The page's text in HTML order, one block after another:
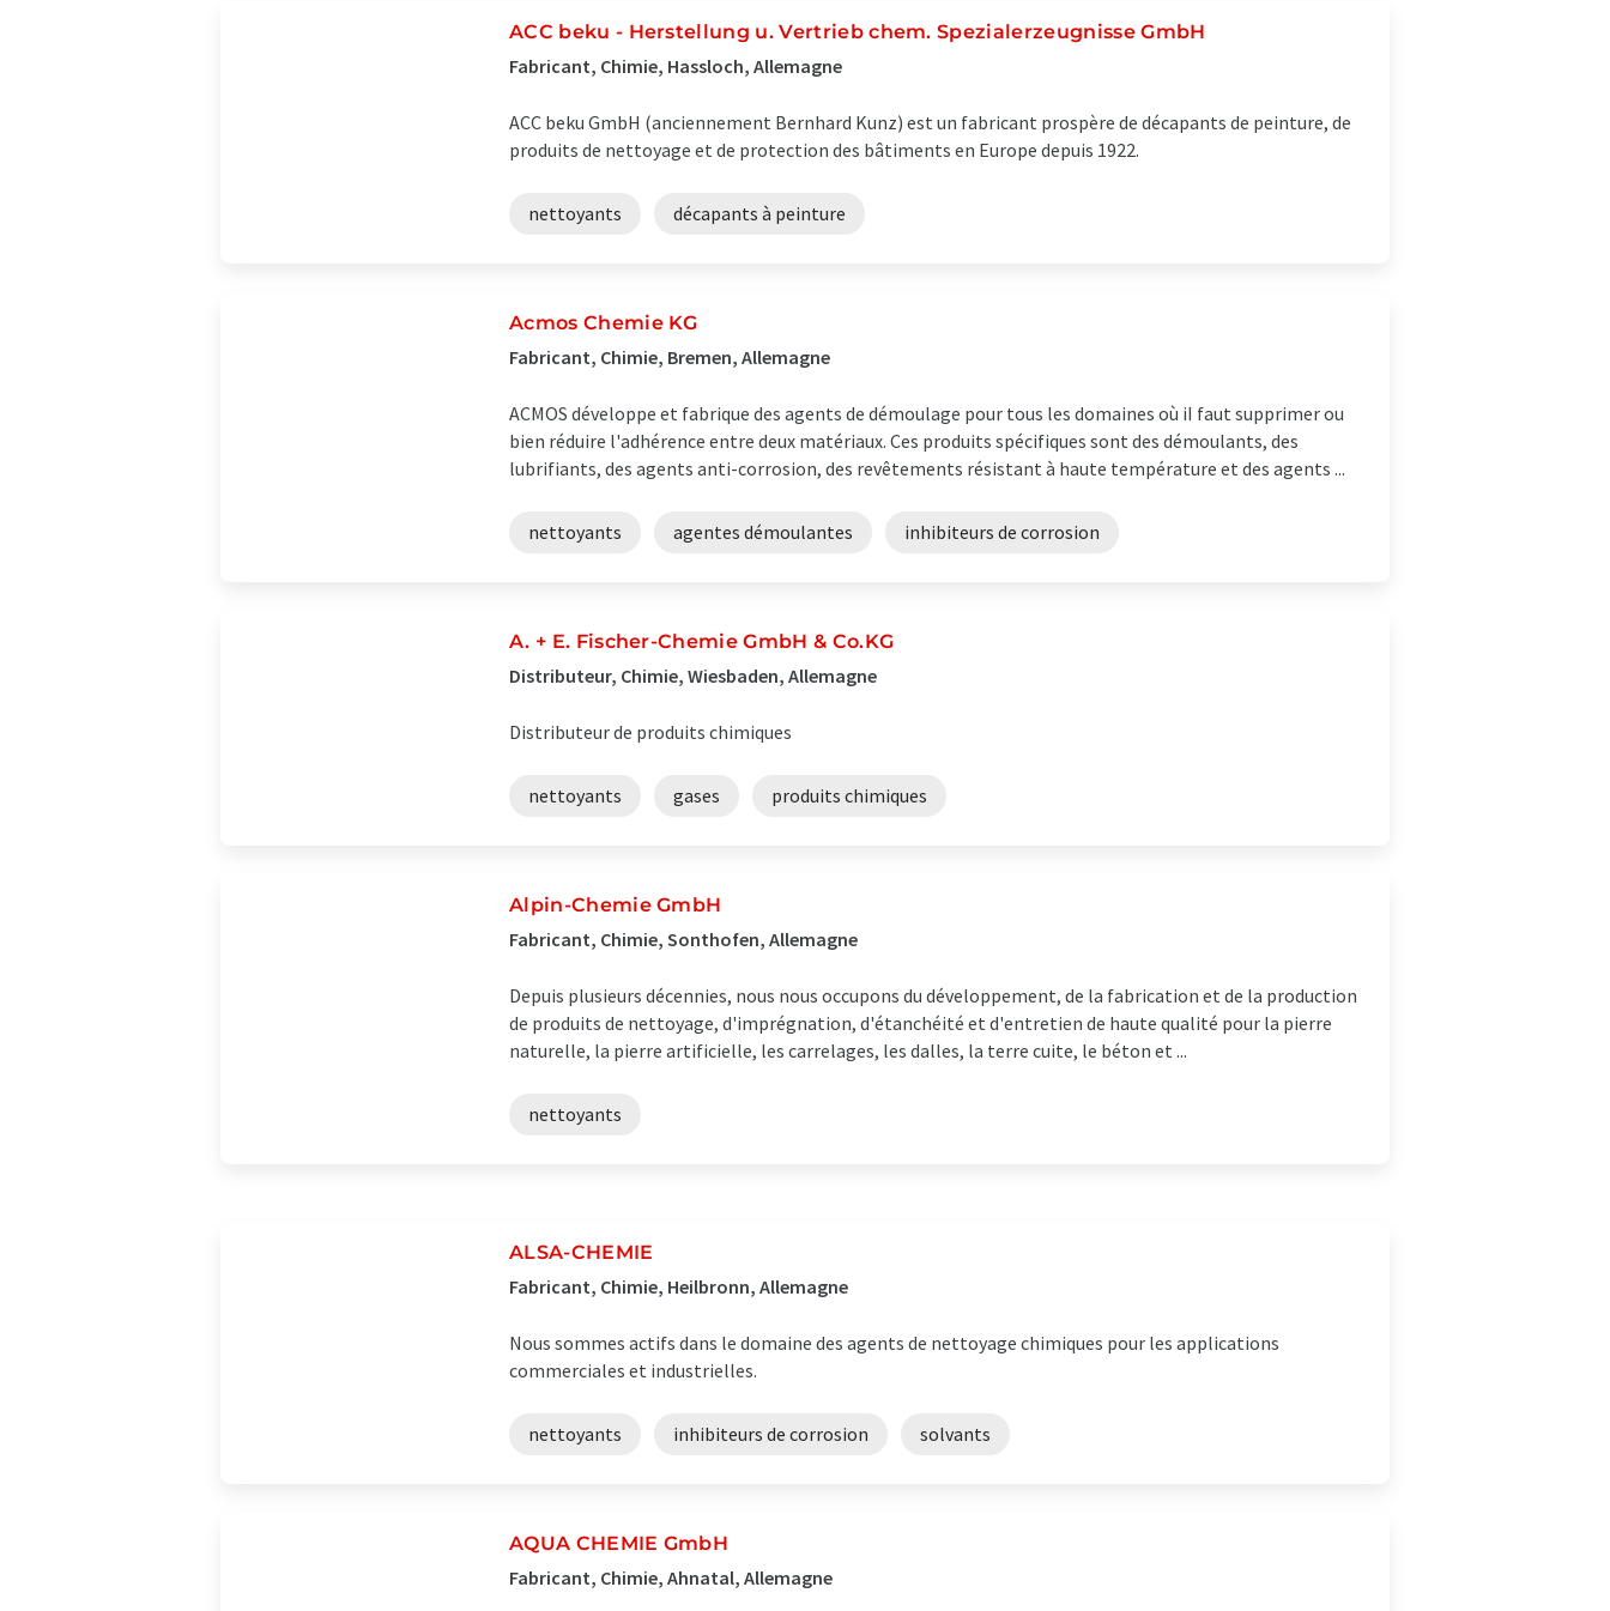
ACC beku - Herstellung u. Vertrieb chem. Spezialerzeugnisse GmbH
Fabricant, Chimie, Hassloch, Allemagne
ACC beku GmbH (anciennement Bernhard Kunz) est un fabricant prospère de décapants de peinture, de
produits de nettoyage et de protection des bâtiments en Europe depuis 1922.
nettoyants décapants à peinture
Acmos Chemie KG
Fabricant, Chimie, Bremen, Allemagne
ACMOS développe et fabrique des agents de démoulage pour tous les domaines où iI faut supprimer ou
bien réduire l'adhérence entre deux matériaux. Ces produits spécifiques sont des démoulants, des
lubrifiants, des agents anti-corrosion, des revêtements résistant à haute température et des agents ...
nettoyants agentes démoulantes inhibiteurs de corrosion
A. + E. Fischer-Chemie GmbH & Co.KG
Distributeur, Chimie, Wiesbaden, Allemagne
Distributeur de produits chimiques
nettoyants gases produits chimiques
Alpin-Chemie GmbH
Fabricant, Chimie, Sonthofen, Allemagne
Depuis plusieurs décennies, nous nous occupons du développement, de la fabrication et de la production
de produits de nettoyage, d'imprégnation, d'étanchéité et d'entretien de haute qualité pour la pierre
naturelle, la pierre artificielle, les carrelages, les dalles, la terre cuite, le béton et ...
nettoyants
ALSA-CHEMIE
Fabricant, Chimie, Heilbronn, Allemagne
Nous sommes actifs dans le domaine des agents de nettoyage chimiques pour les applications
commerciales et industrielles.
nettoyants inhibiteurs de corrosion solvants
AQUA CHEMIE GmbH
Fabricant, Chimie, Ahnatal, Allemagne